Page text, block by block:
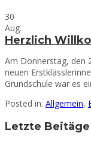
30
Aug.
Herzlich
Am Donnerstag, den
neuen
Grundschule war es
Posted in: Allgemein,
Letzte Beitäge